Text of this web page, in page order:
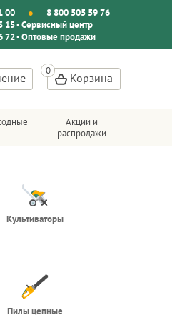
00
8 800 505 59 76
15 - Сервисный центр
72 - Оптовые продажи
Корзина
Акции и
распродажи
Культиваторы
Пилы цепные